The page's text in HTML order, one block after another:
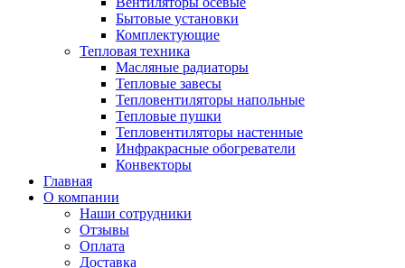
Бытовые установки
Комплектующие
Тепловая техника
Масляные радиаторы
Тепловые завесы
Тепловентиляторы напольные
Тепловые пушки
Тепловентиляторы настенные
Инфракрасные обогреватели
Конвекторы
Главная
О компании
Наши сотрудники
Отзывы
Оплата
Доставка